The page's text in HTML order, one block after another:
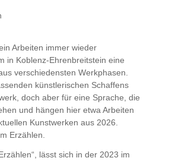
Arbeiten immer wieder
in Koblenz-Ehrenbreitstein eine
verschiedensten Werkphasen.
künstlerischen Schaffens
doch aber für eine Sprache, die
und hängen hier etwa Arbeiten
Kunstwerken aus 2026.
Erzählen.
lässt sich in der 2023 im